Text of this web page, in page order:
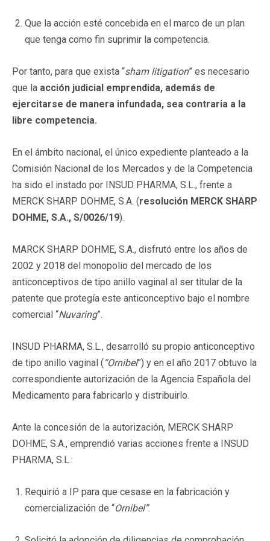
Que la acción esté concebida en el marco de un plan
que tenga como fin suprimir la competencia.
Por tanto, para que exista “sham litigation” es necesario
que la acción judicial emprendida, además de
ejercitarse de manera infundada, sea contraria a la
libre competencia.
En el ámbito nacional, el único expediente planteado a la
Comisión Nacional de los Mercados y de la Competencia
ha sido el instado por INSUD PHARMA, S.L., frente a
MERCK SHARP DOHME, S.A. (resolución MERCK SHARP
DOHME, S.A., S/0026/19).
MARCK SHARP DOHME, S.A., disfrutó entre los años de
2002 y 2018 del monopolio del mercado de los
anticonceptivos de tipo anillo vaginal al ser titular de la
patente que protegía este anticonceptivo bajo el nombre
comercial “Nuvaring”.
INSUD PHARMA, S.L., desarrolló su propio anticonceptivo
de tipo anillo vaginal (“Ornibel”) y en el año 2017 obtuvo la
correspondiente autorización de la Agencia Española del
Medicamento para fabricarlo y distribuirlo.
Ante la concesión de la autorización, MERCK SHARP
DOHME, S.A., emprendió varias acciones frente a INSUD
PHARMA, S.L.:
Requirió a IP para que cesase en la fabricación y
comercialización de “Ornibel”.